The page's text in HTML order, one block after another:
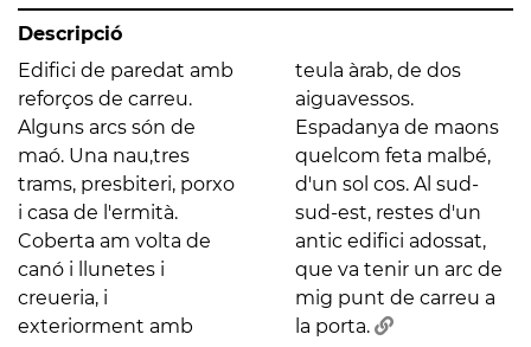
Descripció
Edifici de paredat amb
reforços de carreu.
Alguns arcs són de
maó. Una nau,tres
trams, presbiteri, porxo
i casa de l'ermità.
Coberta am volta de
canó i llunetes i
creueria, i
exteriorment amb
teula àrab, de dos
aiguavessos.
Espadanya de maons
quelcom feta malbé,
d'un sol cos. Al sud-
sud-est, restes d'un
antic edifici adossat,
que va tenir un arc de
mig punt de carreu a
la porta.